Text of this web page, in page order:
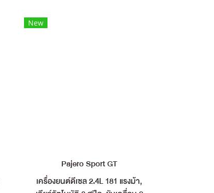
New
Pajero Sport GT
เครื่องยนต์ดีเซล 2.4L 181 แรงม้า,